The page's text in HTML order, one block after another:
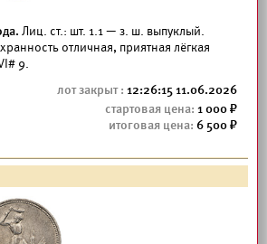
Лиц. ст.: шт. 1.1 — з. ш. выпуклый.
отличная, приятная лёгкая
9.
12:26:15 11.06.2026
1 000
6 500